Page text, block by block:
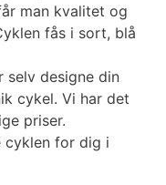
man kvalitet og
fås i sort, blå
selv designe din
cykel. Vi har det
priser.
for dig i